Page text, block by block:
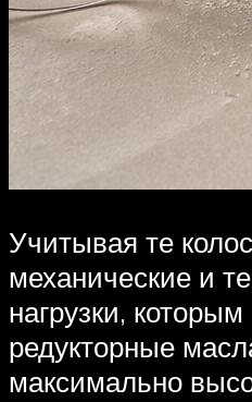
Учитывая те
механические и
нагрузки,
редукторные
максимально